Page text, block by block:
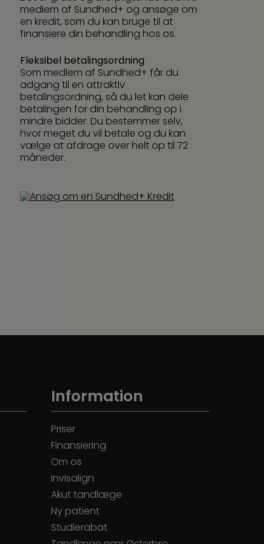
medlem af Sundhed+ og ansøge om
en kredit, som du kan bruge til at
finansiere din behandling hos os.
Fleksibel betalingsordning
Som medlem af Sundhed+ får du
adgang til en attraktiv
betalingsordning, så du let kan dele
betalingen for din behandling op i
mindre bidder. Du bestemmer selv,
hvor meget du vil betale og du kan
vælge at afdrage over helt op til 72
måneder.
Information
Priser
Finansiering
Om os
Invisalign
Akut tandlæge
Ny patient
Studierabat